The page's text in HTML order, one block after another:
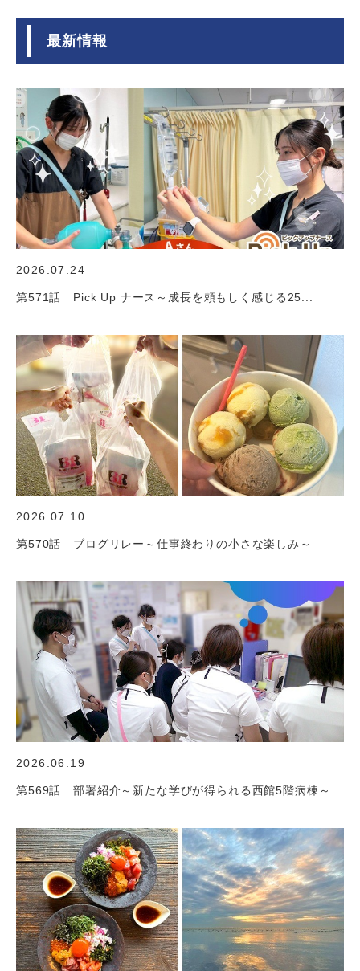
最新情報
2026.07.24
第571話 Pick Up ナース～成長を頼もしく感じる25...
2026.07.10
第570話 ブログリレー～仕事終わりの小さな楽しみ～
2026.06.19
第569話 部署紹介～新たな学びが得られる西館5階病棟～